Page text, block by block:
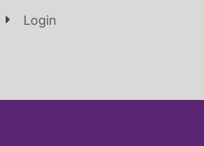
Login